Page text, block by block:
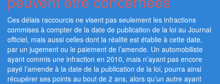
Ces délais raccourcis ne visent pas seulement les infractions
commises à compter de la date de publication de la loi au Journal
officiel, mais aussi celles dont la réalité est établie à cette date,
par un jugement ou le paiement de l’amende. Un automobiliste
ayant commis une infraction en 2010, mais n’ayant pas encore
payé l’amende à la date de la publication de la loi, pourra ainsi
récupérer ses points au bout de 2 ans, alors qu’un autre ayant